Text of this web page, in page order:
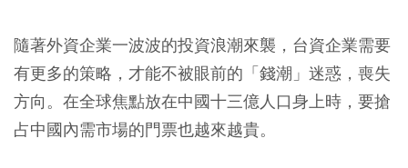
隨著外資企業一波波的投資浪潮來襲，台資企業需要
有更多的策略，才能不被眼前的「錢潮」迷惑，喪失
方向。在全球焦點放在中國十三億人口身上時，要搶
占中國內需市場的門票也越來越貴。